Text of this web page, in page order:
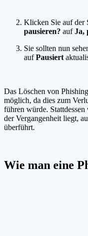
Klicken Sie auf der
pausieren? aufJa,
Sie sollten nun
aufPausiert
Das Löschen von
möglich, da dies zum
führen würde.
der Vergangenheit liegt,
überführt.
Wie man eine